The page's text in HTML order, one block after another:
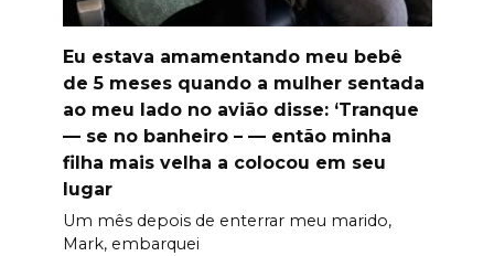
Eu estava amamentando meu bebê
de 5 meses quando a mulher sentada
ao meu lado no avião disse: ‘Tranque
— se no banheiro – — então minha
filha mais velha a colocou em seu
lugar
Um mês depois de enterrar meu marido,
Mark, embarquei